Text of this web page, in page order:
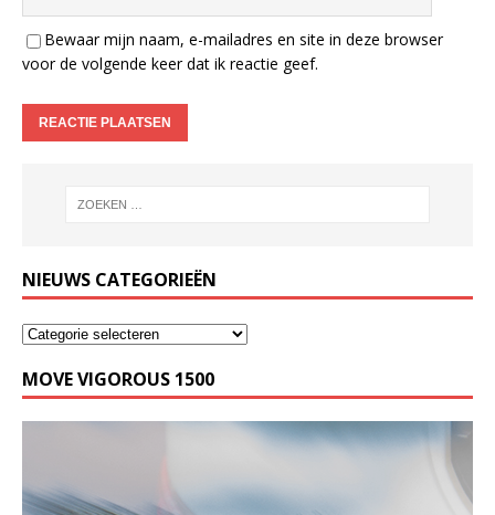
Bewaar mijn naam, e-mailadres en site in deze browser
voor de volgende keer dat ik reactie geef.
NIEUWS CATEGORIEËN
MOVE VIGOROUS 1500